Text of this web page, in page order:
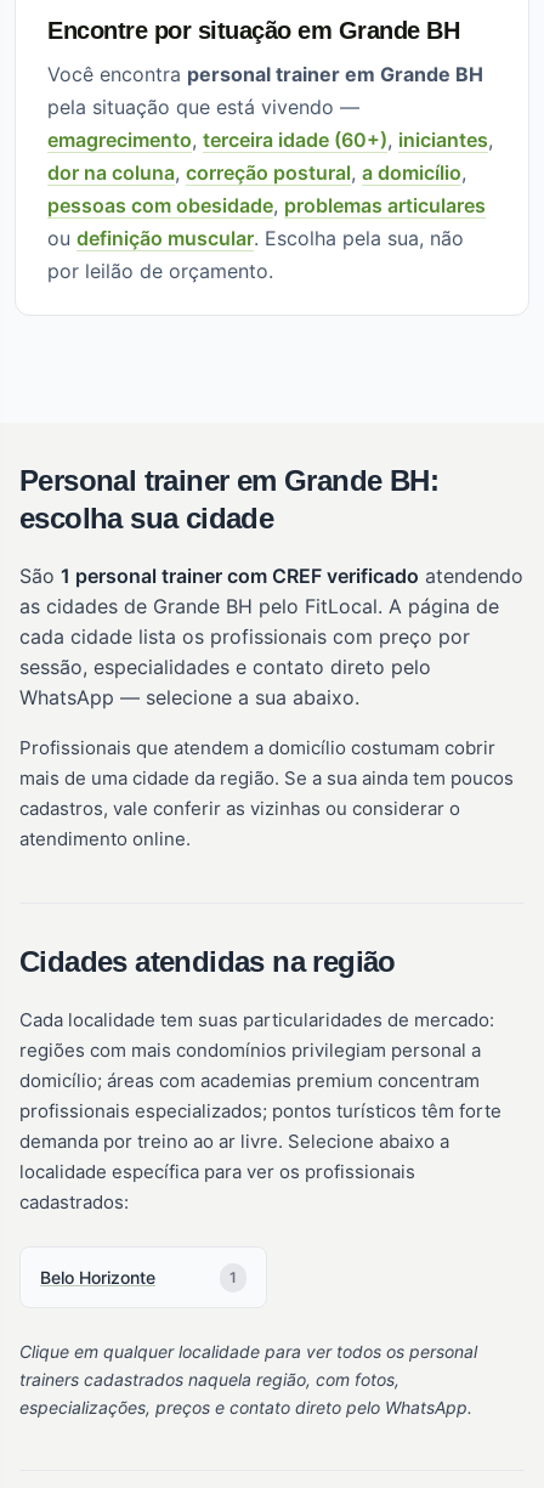
Encontre por situação em Grande BH
Você encontra personal trainer em Grande BH
pela situação que está vivendo —
emagrecimento, terceira idade (60+), iniciantes,
dor na coluna, correção postural, a domicílio,
pessoas com obesidade, problemas articulares
ou definição muscular. Escolha pela sua, não
por leilão de orçamento.
Personal trainer em Grande BH:
escolha sua cidade
São 1 personal trainer com CREF verificado atendendo
as cidades de Grande BH pelo FitLocal. A página de
cada cidade lista os profissionais com preço por
sessão, especialidades e contato direto pelo
WhatsApp — selecione a sua abaixo.
Profissionais que atendem a domicílio costumam cobrir
mais de uma cidade da região. Se a sua ainda tem poucos
cadastros, vale conferir as vizinhas ou considerar o
atendimento online.
Cidades atendidas na região
Cada localidade tem suas particularidades de mercado:
regiões com mais condomínios privilegiam personal a
domicílio; áreas com academias premium concentram
profissionais especializados; pontos turísticos têm forte
demanda por treino ao ar livre. Selecione abaixo a
localidade específica para ver os profissionais
cadastrados:
Belo Horizonte 1
Clique em qualquer localidade para ver todos os personal
trainers cadastrados naquela região, com fotos,
especializações, preços e contato direto pelo WhatsApp.